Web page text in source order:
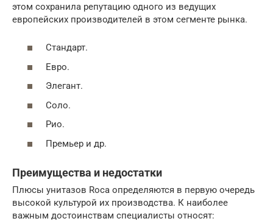
этом сохранила репутацию одного из ведущих
европейских производителей в этом сегменте рынка.
Стандарт.
Евро.
Элегант.
Соло.
Рио.
Премьер и др.
Преимущества и недостатки
Плюсы унитазов Roca определяются в первую очередь
высокой культурой их производства. К наиболее
важным достоинствам специалисты относят: